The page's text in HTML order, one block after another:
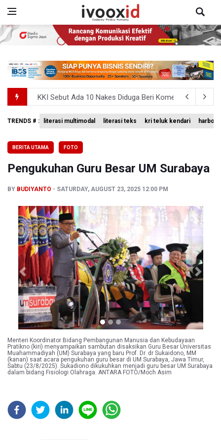
KKI Sebut Ada 10 Nakes Diduga Beri Komentar
Polda Metro Jaya Pulangkan Tiga WNI Korban TPPO
995 Senjata Api Ditemukan di Sekolah Swasta di
Kemenag Terbitkan 40 Buku Digital Pendidikan Agama
TRENDS # : literasi multimodal literasi teks kri teluk kendari
BERITA UTAMA FOTO
Pengukuhan Guru Besar UM Surabaya
BY BUDIYANTO SATURDAY, AUGUST 23, 2025 12:00 PM
Previous Next
Menteri Koordinator Bidang Pembangunan Manusia dan Kebudayaan
Pratikno (kiri) menyampaikan sambutan disaksikan Guru Besar Universitas
Muahammadiyah (UM) Surabaya yang baru Prof. Dr. dr Sukaidono, MM
(kanan) saat acara pengukuhan guru besar di UM Surabaya, Jawa Timur,
Sabtu (23/8/2025). Sukadiono dikukuhkan menjadi guru besar UM Surabaya
dalam bidang Fisiologi Olahraga. ANTARA FOTO/Moch Asim